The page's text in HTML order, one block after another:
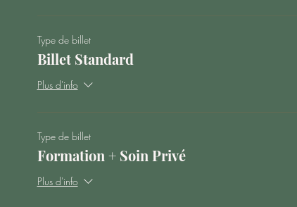
Type de billet
Billet Standard
Plus d'info
Type de billet
Formation + Soin Privé
Plus d'info